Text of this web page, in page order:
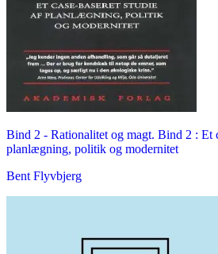
Bind 2 - Rationalitet og magt. Bind 2 : Et
planlægning, politik og modernitet
Bent Flyvbjerg